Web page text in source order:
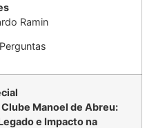
Ramin
Clube Manoel de Abreu:
e Impacto na